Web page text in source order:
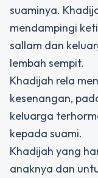
suaminya.
mendampingi
sallam dan
lembah sempit.
Khadijah rela
kesenangan,
keluarga
kepada suami.
Khadijah yang
anaknya dan